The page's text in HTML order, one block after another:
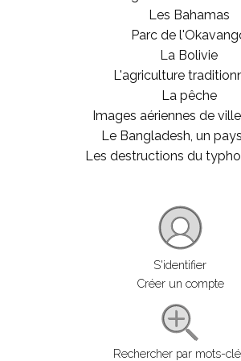
Les Bahamas
Parc de
La Bolivie
L'agriculture
La pêche
Images aériennes de
Le Bangladesh, un
Les destructions du
S'identifier
Créer un compte
Rechercher par mots-